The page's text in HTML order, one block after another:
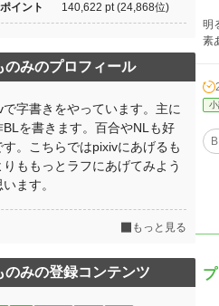
明
素
小
イント 140,622 pt (24,868位)
のみのプロフィール
で字書きをやっています。主に
BLを書きます。百合やNLも好
す。こちらではpixivにあげるも
りももっとラフにあげてみよう
ます。
もっと見る
のみの登録コンテンツ